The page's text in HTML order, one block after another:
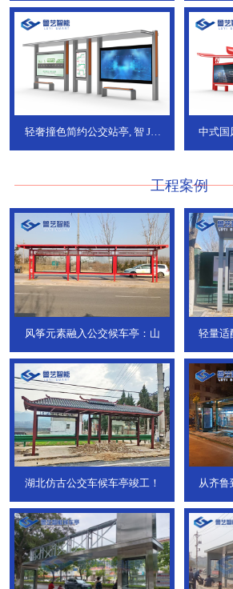
轻奢撞色简约公交站亭, 智 JT-
中式国
工程案例
风筝元素融入公交候车亭：山 轻量适
湖北仿古公交车候车亭竣工！ 从齐鲁